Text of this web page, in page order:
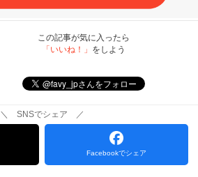
この記事が気に入ったら
「いいね！」 をしよう
＼ SNSでシェア ／
Facebookでシェア